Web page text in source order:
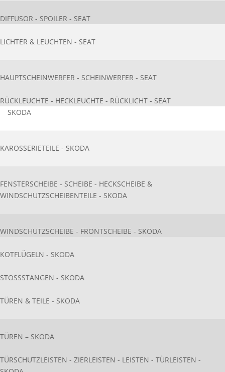
DIFFUSOR - SPOILER - SEAT
LICHTER & LEUCHTEN - SEAT
HAUPTSCHEINWERFER - SCHEINWERFER - SEAT
RÜCKLEUCHTE - HECKLEUCHTE - RÜCKLICHT - SEAT
SKODA
KAROSSERIETEILE - SKODA
FENSTERSCHEIBE - SCHEIBE - HECKSCHEIBE &
WINDSCHUTZSCHEIBENTEILE - SKODA
WINDSCHUTZSCHEIBE - FRONTSCHEIBE - SKODA
KOTFLÜGELN - SKODA
STOSSSTANGEN - SKODA
TÜREN & TEILE - SKODA
TÜREN – SKODA
TÜRSCHUTZLEISTEN - ZIERLEISTEN - LEISTEN - TÜRLEISTEN -